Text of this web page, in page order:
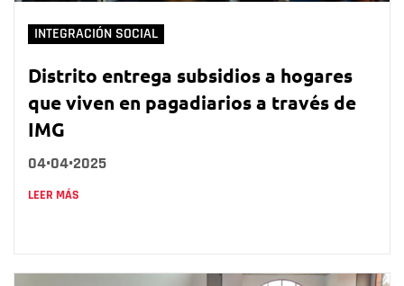
INTEGRACIÓN SOCIAL
Distrito entrega subsidios a hogares
que viven en pagadiarios a través de
IMG
04•04•2025
LEER MÁS